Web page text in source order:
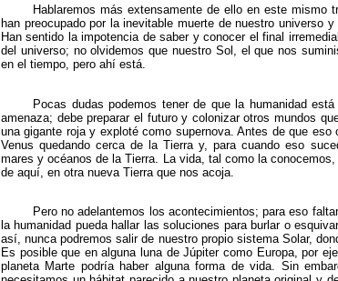
Hablaremos más extensamente de ello en este
han preocupado por la inevitable muerte de nuestro universo
Han sentido la impotencia de saber y conocer el final
del universo; no olvidemos que nuestro Sol, el que nos
en el tiempo, pero ahí está.
Pocas dudas podemos tener de que la humanidad
amenaza; debe preparar el futuro y colonizar otros mundos
una gigante roja y exploté como supernova. Antes de que
Venus quedando cerca de la Tierra y, para cuando eso
mares y océanos de la Tierra. La vida, tal como la
de aquí, en otra nueva Tierra que nos acoja.
Pero no adelantemos los acontecimientos; para eso
la humanidad pueda hallar las soluciones para burlar o
así, nunca podremos salir de nuestro propio sistema Solar,
Es posible que en alguna luna de Júpiter como Europa, por
planeta Marte podría haber alguna forma de vida. Sin